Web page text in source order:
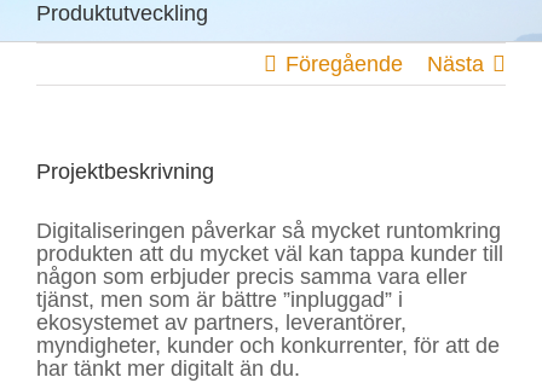
Produktutveckling
Föregående Nästa
Projektbeskrivning
Digitaliseringen påverkar så mycket runtomkring
produkten att du mycket väl kan tappa kunder till
någon som erbjuder precis samma vara eller
tjänst, men som är bättre ”inpluggad” i
ekosystemet av partners, leverantörer,
myndigheter, kunder och konkurrenter, för att de
har tänkt mer digitalt än du.